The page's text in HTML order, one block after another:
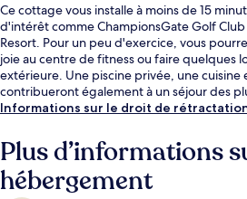
Ce cottage vous installe à moins de 15
d'intérêt comme ChampionsGate Golf
Resort. Pour un peu d'exercice, vous
joie au centre de fitness ou faire quelques
extérieure. Une piscine privée, une
contribueront également à un séjour des
Informations sur le droit de
Plus d’informations
hébergement